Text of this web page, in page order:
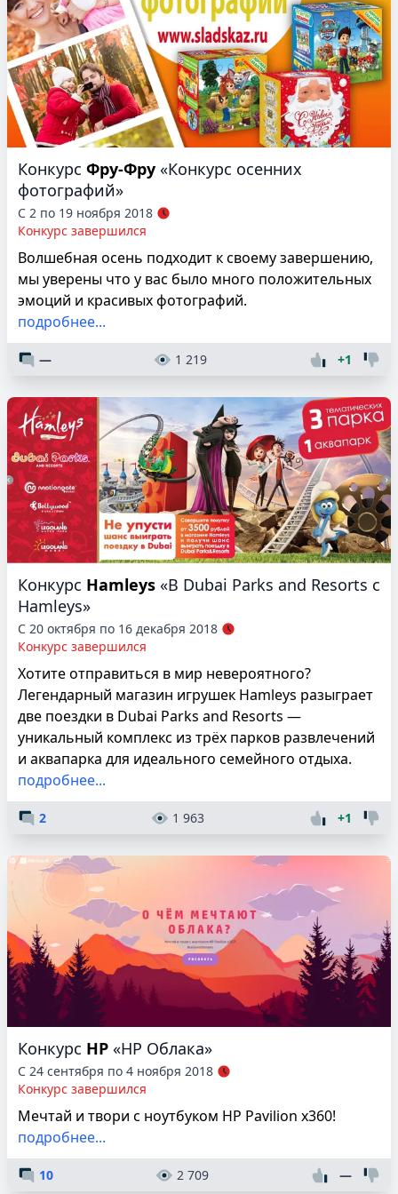
Конкурс Фру-Фру «Конкурс осенних
фотографий»
С 2 по 19 ноября 2018
Конкурс завершился
Волшебная осень подходит к своему завершению,
мы уверены что у вас было много положительных
эмоций и красивых фотографий.
подробнее...
— 1 219 +1
Конкурс Hamleys «В Dubai Parks and Resorts с
Hamleys»
С 20 октября по 16 декабря 2018
Конкурс завершился
Хотите отправиться в мир невероятного?
Легендарный магазин игрушек Hamleys разыграет
две поездки в Dubai Parks and Resorts —
уникальный комплекс из трёх парков развлечений
и аквапарка для идеального семейного отдыха.
подробнее...
2 1 963 +1
Конкурс HP «HP Облака»
С 24 сентября по 4 ноября 2018
Конкурс завершился
Мечтай и твори с ноутбуком HP Pavilion x360!
подробнее...
10 2 709 —